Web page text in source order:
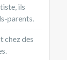
ils
parents.
chez des